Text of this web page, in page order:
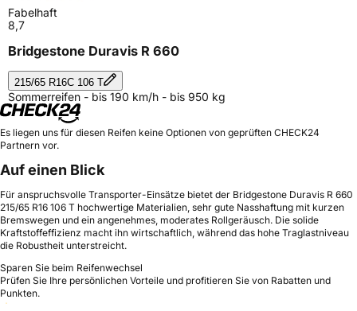
Fabelhaft
8,7
Bridgestone Duravis R 660
215/65 R16C 106 T
Sommerreifen - bis 190 km/h - bis 950 kg
Es liegen uns für diesen Reifen keine Optionen von geprüften CHECK24
Partnern vor.
Auf einen Blick
Für anspruchsvolle Transporter-Einsätze bietet der Bridgestone Duravis R 660
215/65 R16 106 T hochwertige Materialien, sehr gute Nasshaftung mit kurzen
Bremswegen und ein angenehmes, moderates Rollgeräusch. Die solide
Kraftstoffeffizienz macht ihn wirtschaftlich, während das hohe Traglastniveau
die Robustheit unterstreicht.
Sparen Sie beim Reifenwechsel
Prüfen Sie Ihre persönlichen Vorteile und profitieren Sie von Rabatten und
Punkten.